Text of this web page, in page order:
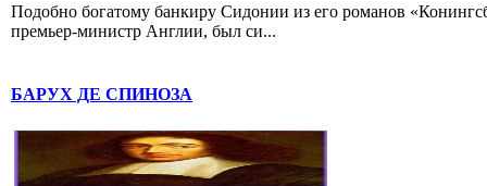
Подобно богатому банкиру Сидонии из его романов
премьер-министр Англии, был си...
БАРУХ ДЕ СПИНОЗА